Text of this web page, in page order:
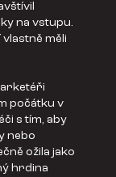
na vstupu.
měli
počátku v
s tím, aby
nebo
ožila jako
hrdina